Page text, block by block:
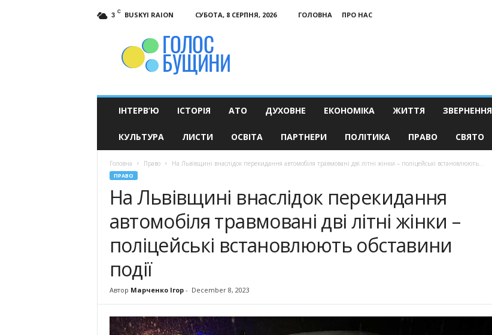
3 C BUSKYI RAION СУБОТА, 8 СЕРПНЯ, 2026 ГОЛОВНА
ПРО НАС
ІНТЕРВ’Ю ІСТОРІЯ АТО ДУХОВНЕ ЕКОНОМІКА ЖИТТЯ ЗВЕРНЕННЯ
КУЛЬТУРА ЛИСТИ ОСВІТА ПАРТНЕРИ ПОЛІТИКА ПРАВО СВЯТО
Головна Право На Львівщині внаслідок перекидання автомобіля травмовані дві літні жінки – поліцейські встановлюють...
ПРАВО
На Львівщині внаслідок перекидання
автомобіля травмовані дві літні жінки –
поліцейські встановлюють обставини
події
Автор Марченко Ігор- December 8, 2023